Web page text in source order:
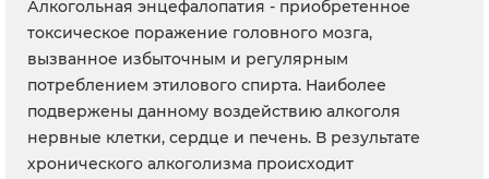
Алкогольная энцефалопатия - приобретенное
токсическое поражение головного мозга,
вызванное избыточным и регулярным
потреблением этилового спирта. Наиболее
подвержены данному воздействию алкоголя
нервные клетки, сердце и печень. В результате
хронического алкоголизма происходит